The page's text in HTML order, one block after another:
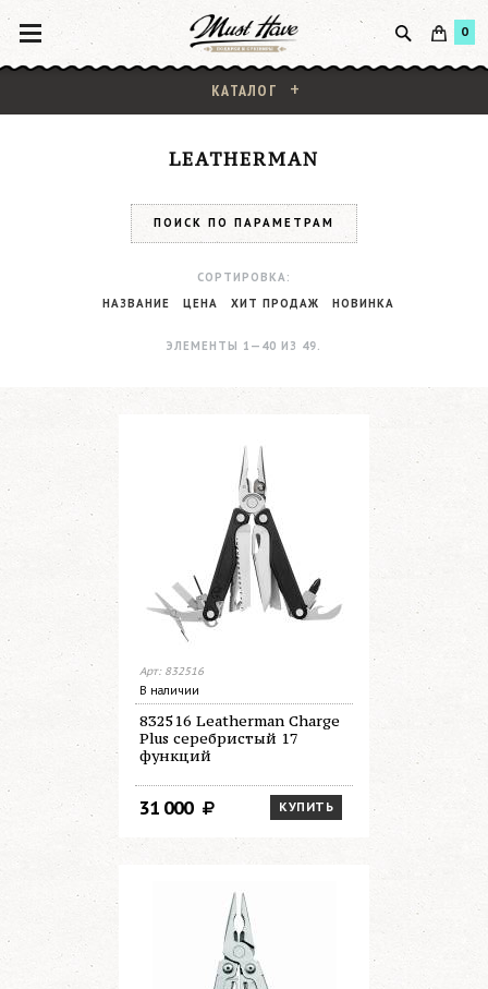
0
КАТАЛОГ
LEATHERMAN
ПОИСК ПО ПАРАМЕТРАМ
СОРТИРОВКА:
НАЗВАНИЕ
ЦЕНА ХИТ ПРОДАЖ НОВИНКА
ЭЛЕМЕНТЫ 1—40 ИЗ 49.
Арт: 832516
В наличии
832516 Leatherman Charge
Plus серебристый 17
функций
КУПИТЬ
31 000